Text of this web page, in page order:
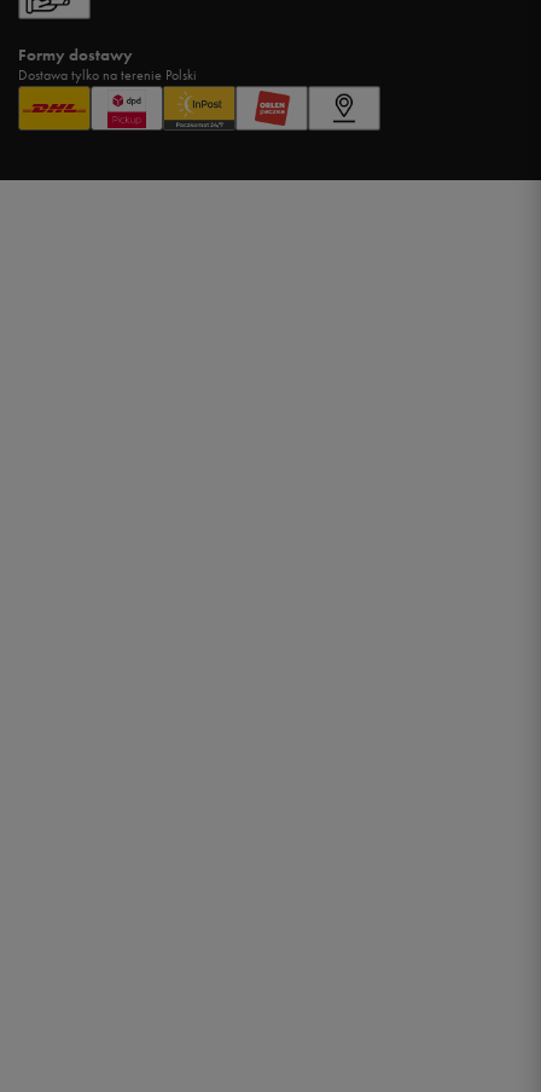
Formy dostawy
Dostawa tylko na terenie Polski